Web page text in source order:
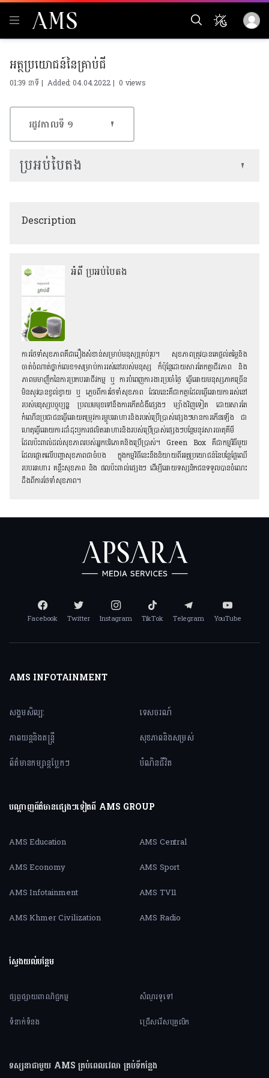
អត្ថប្រយោជន៍នៃគ្រាប់ជី
01:39 នាទី | Added: 04.04.2022 |0 views
Description
អំពី ប្រអប់បៃតង
ការថែទាំសុខភាពគឺជារឿងសំខាន់សម្រាប់មនុស្សគ្រប់រូប។ សុខភាពត្រូវបានគេផ្តល់តម្លៃនិង
ចាត់ចំណាត់ថ្នាក់លេខ១សម្រាប់ការរស់នៅរបស់មនុស្ស ក៏ប៉ុន្តែដោយសារតែកត្តាជីវភាព និង
ភាពមមាញឹកនៃការប្រកបអាជីវកម្ម ឬ ការបំពេញការងារប្រចាំថ្ងៃ ធ្វើអោយមនុស្សភាគច្រើន
មិនសូវបានខ្វល់ខ្វាយ ឬ ភ្លេចពីការថែទាំសុខភាព ដែលនេះគឺជាកត្តាដែលធ្វើអោយការរស់នៅ
របស់មនុស្សបច្ចុប្បន្ន ប្រឈមមុខទៅនឹងការកើតជំងឺផ្សេងៗ ម្យ៉ាងវិញទៀត ដោយសារតែ
កំណើនប្រជាជនធ្វើអោយតម្រូវការម្ហូបអាហារនិងរបស់ប្រើប្រាស់ផ្សេងៗមានការកើនឡើង ជា
ហេតុធ្វើអោយការដាំដុះឬការផលិតអាហារនិងរបស់ប្រើប្រាស់ផ្សេងៗបន្ថែមនូវសារធាតុគីមី
ដែលប៉ះពាល់ដល់សុខភាពរបស់អ្នកបរិភោគនិងប្រើប្រាស់។ Green Box គឺជាកម្មវិធីមួយ
ដែលផ្តោតលើបញ្ហាសុខភាពជាចំបង ក្នុងកម្មវិធីនេះនឹងនិយាយពីអត្ថប្រយោជន៍នៃបន្លែផ្លែឈើ
របបអាហារ គន្លឹះសុខភាព និង ផលប៉ះពាល់ផ្សេងៗ ដើម្បីអោយទស្សនិកជនទទួលបានចំណេះ
ដឹងពីការថែទាំសុខភាព។
រដូវកាលទី​ ១
ប្រអប់បៃតង
Facebook Twitter Instagram TikTok Telegram YouTube
AMS INFOTAINMENT
សង្គមសិល្ប:
ភាពយន្តនិងតន្ត្រី
ព័ត៌មានកម្សាន្តប្លែកៗ
ទេសចរណ៍
សុខភាពនិងសម្រស់
បំណិនជីវិត
បណ្តាញព័ត៌មានផ្សេងៗទៀតពី AMS GROUP
AMS Education
AMS Economy
AMS Infotainment
AMS Khmer Civilization
AMS Central
AMS Sport
AMS TV11
AMS Radio
ស្វែងយល់បន្ថែម
ផ្សព្វផ្សាយពាណិជ្ជកម្ម
ទំនាក់ទំនង
សំណួរទូទៅ
ជ្រើសរើសបុគ្គលិក
ទស្សនាជាមួយ AMS គ្រប់ពេលវេលា គ្រប់ទីកន្លែង